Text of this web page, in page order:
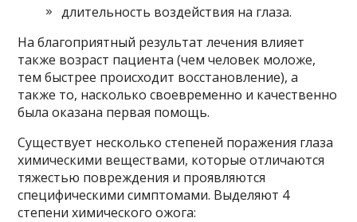
длительность воздействия на глаза.
На благоприятный результат лечения влияет
также возраст пациента (чем человек моложе,
тем быстрее происходит восстановление), а
также то, насколько своевременно и качественно
была оказана первая помощь.
Существует несколько степеней поражения глаза
химическими веществами, которые отличаются
тяжестью повреждения и проявляются
специфическими симптомами. Выделяют 4
степени химического ожога: